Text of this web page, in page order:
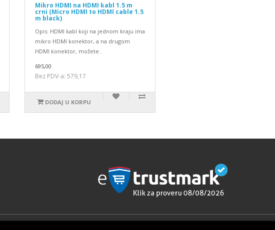
Mikro HDMI na HDMI kabl 1.5 m
crni (Micro HDMI to HDMI cable 1.5
m black)
Opis: HDMI kabl koji na jednom kraju ima
mikro HDMI konektor, a na drugom
HDMI konektor, možete..
695,00
Bez PDV-a: 579,17
DODAJ U KORPU